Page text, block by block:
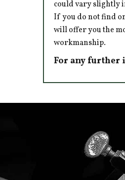
could vary slightly
If you do not find
will offer you the
workmanship.
For any